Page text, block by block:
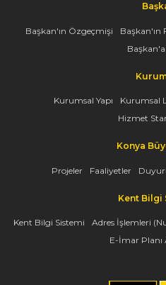
Başkan'ın Özgeçmişi Başkan'ın
Başkan'a
Kurumsal Yapı Kurumsal
Hizmet
Konya
Projeler Faaliyetler
Kent Bilgi
Kent Bilgi Sistemi Adres İşlemleri
E-İmar Planı